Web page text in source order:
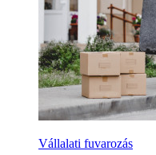
Vállalati fuvarozás